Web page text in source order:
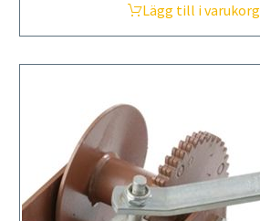
Lägg till i varukorg